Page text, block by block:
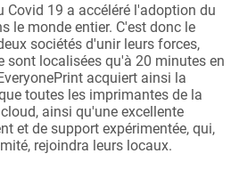
Covid 19 a accéléré l'adoption du
le monde entier. C'est donc le
sociétés d'unir leurs forces,
sont localisées qu'à 20 minutes en
acquiert ainsi la
toutes les imprimantes de la
ainsi qu'une excellente
et de support expérimentée, qui,
rejoindra leurs locaux.